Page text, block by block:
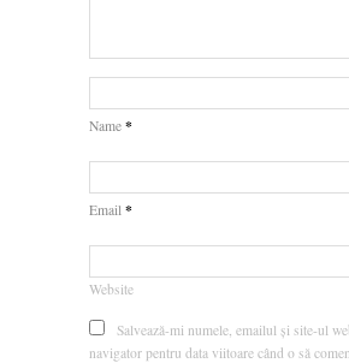
Name *
Email *
Website
Salvează-mi numele, emailul și site-ul
navigator pentru data viitoare când o să